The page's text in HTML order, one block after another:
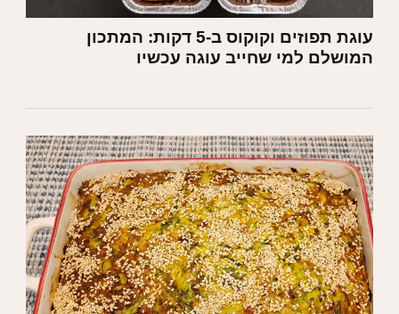
עוגת תפוזים וקוקוס ב-5 דקות: המתכון
המושלם למי שחייב עוגה עכשיו